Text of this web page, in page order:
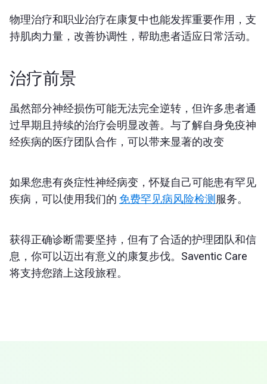
物理治疗和职业治疗在康复中也能发挥重要作用，支
持肌肉力量，改善协调性，帮助患者适应日常活动。
治疗前景
虽然部分神经损伤可能无法完全逆转，但许多患者通
过早期且持续的治疗会明显改善。与了解自身免疫神
经疾病的医疗团队合作，可以带来显著的改变
如果您患有炎症性神经病变，怀疑自己可能患有罕见
疾病，可以使用我们的 免费罕见病风险检测 服务。
获得正确诊断需要坚持，但有了合适的护理团队和信
息，你可以迈出有意义的康复步伐。Saventic Care
将支持您踏上这段旅程。